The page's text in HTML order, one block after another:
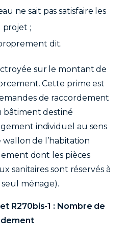
ne sait pas satisfaire les
projet ;
dit.
sur le montant de
Cette prime est
de raccordement
bâtiment destiné
individuel au sens
wallon de l’habitation
dont les pièces
sanitaires sont réservés à
ménage).
R270bis-1 : Nombre de